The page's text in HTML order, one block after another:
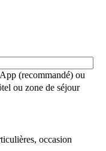
(recommandé) ou
ou zone de séjour
occasion